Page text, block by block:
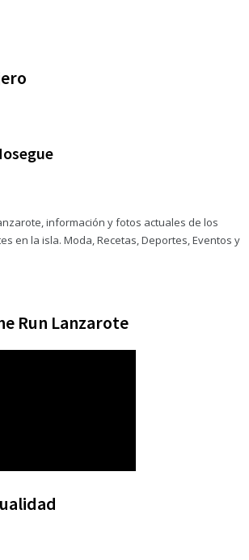
información y fotos actuales de los
en la isla. Moda, Recetas, Deportes, Eventos y
Run Lanzarote